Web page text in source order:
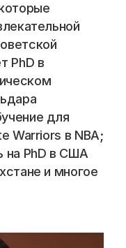
PhD в
для
Warriors в NBA;
на PhD в США
и многое